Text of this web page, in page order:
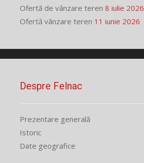
Ofertă de vânzare teren 8 iulie 2026
Ofertă vânzare teren 11 iunie 2026
Despre Felnac
Prezentare generală
Istoric
Date geografice